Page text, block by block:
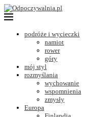
podróże i wycieczki
namiot
rower
góry
mój styl
rozmyślania
wychowanie
wspomnienia
zmysły
Europa